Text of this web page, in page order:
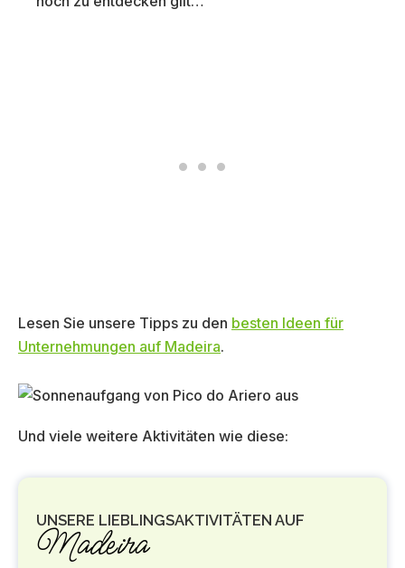
Lesen Sie unsere Tipps zu den besten Ideen für
Unternehmungen auf Madeira.
Und viele weitere Aktivitäten wie diese:
UNSERE LIEBLINGSAKTIVITÄTEN AUF
Madeira